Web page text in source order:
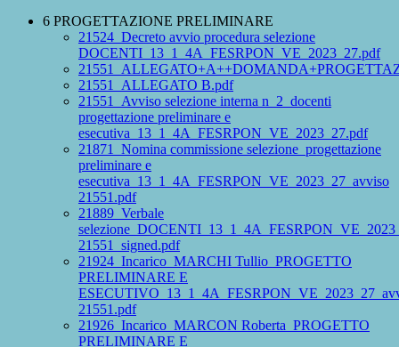
6 PROGETTAZIONE PRELIMINARE
21524_Decreto avvio procedura selezione
DOCENTI_13_1_4A_FESRPON_VE_2023_27.pdf
21551_ALLEGATO B.pdf
21551_Avviso selezione interna n_2_docenti
progettazione preliminare e
esecutiva_13_1_4A_FESRPON_VE_2023_27.pdf
21871_Nomina commissione selezione_progettazione
preliminare e
esecutiva_13_1_4A_FESRPON_VE_2023_27_avviso
21551.pdf
21889_Verbale
21551_signed.pdf
21924_Incarico_MARCHI Tullio_PROGETTO
PRELIMINARE E
21551.pdf
21926_Incarico_MARCON Roberta_PROGETTO
PRELIMINARE E